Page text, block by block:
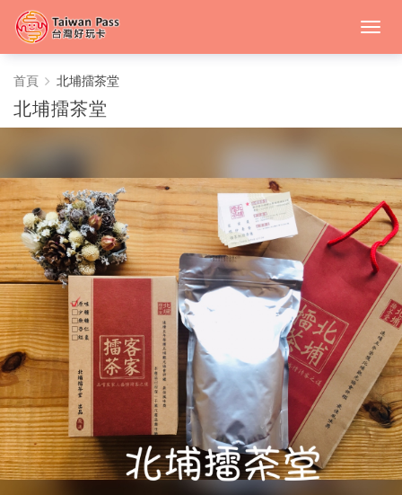
北
埔
擂
茶
堂
-
中
台
灣
好
玩
卡
首頁 北埔擂茶堂
北埔擂茶堂